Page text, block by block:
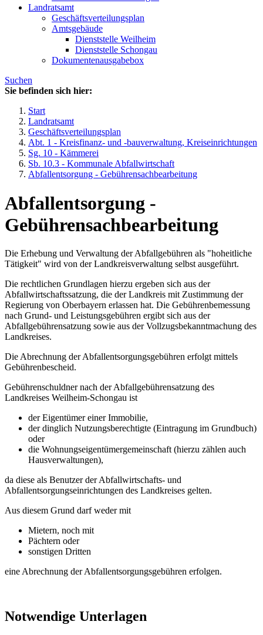
Landratsamt
Geschäftsverteilungsplan
Amtsgebäude
Dienststelle Weilheim
Dienststelle Schongau
Dokumentenausgabebox
Suchen
Sie befinden sich hier:
Start
Landratsamt
Geschäftsverteilungsplan
Abt. 1 - Kreisfinanz- und -bauverwaltung, Kreiseinrichtungen
Sg. 10 - Kämmerei
Sb. 10.3 - Kommunale Abfallwirtschaft
Abfallentsorgung - Gebührensachbearbeitung
Abfallentsorgung -
Gebührensachbearbeitung
Die Erhebung und Verwaltung der Abfallgebühren als "hoheitliche
Tätigkeit" wird von der Landkreisverwaltung selbst ausgeführt.
Die rechtlichen Grundlagen hierzu ergeben sich aus der
Abfallwirtschaftssatzung, die der Landkreis mit Zustimmung der
Regierung von Oberbayern erlassen hat. Die Gebührenbemessung
nach Grund- und Leistungsgebühren ergibt sich aus der
Abfallgebührensatzung sowie aus der Vollzugsbekanntmachung des
Landkreises.
Die Abrechnung der Abfallentsorgungsgebühren erfolgt mittels
Gebührenbescheid.
Gebührenschuldner nach der Abfallgebührensatzung des
Landkreises Weilheim-Schongau ist
der Eigentümer einer Immobilie,
der dinglich Nutzungsberechtigte (Eintragung im Grundbuch)
oder
die Wohnungseigentümergemeinschaft (hierzu zählen auch
Hausverwaltungen),
da diese als Benutzer der Abfallwirtschafts- und
Abfallentsorgungseinrichtungen des Landkreises gelten.
Aus diesem Grund darf weder mit
Mietern, noch mit
Pächtern oder
sonstigen Dritten
eine Abrechnung der Abfallentsorgungsgebühren erfolgen.
Notwendige Unterlagen